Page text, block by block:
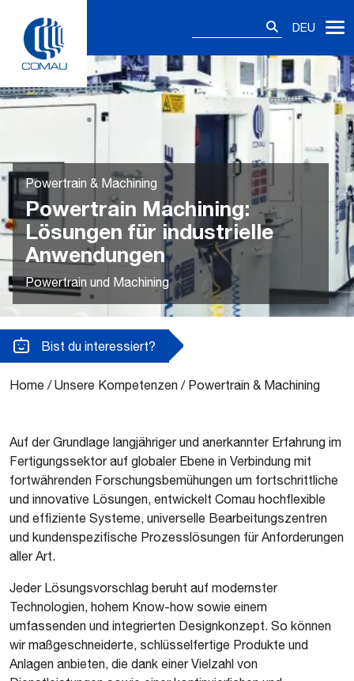
content
DEU
Powertrain & Machining
Powertrain Machining:
Lösungen für industrielle
Anwendungen
Powertrain und Machining
Bist du interessiert?
Home /Unsere Kompetenzen / Powertrain & Machining
Auf der Grundlage langjähriger und anerkannter Erfahrung im
Fertigungssektor auf globaler Ebene in Verbindung mit
fortwährenden Forschungsbemühungen um fortschrittliche
und innovative Lösungen, entwickelt Comau hochflexible
und effiziente Systeme, universelle Bearbeitungszentren
und kundenspezifische Prozesslösungen für Anforderungen
aller Art.
Jeder Lösungsvorschlag beruht auf modernster
Technologien, hohem Know-how sowie einem
umfassenden und integrierten Designkonzept. So können
wir maßgeschneiderte, schlüsselfertige Produkte und
Anlagen anbieten, die dank einer Vielzahl von